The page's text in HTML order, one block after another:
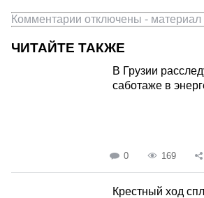
Комментарии отключены -
ЧИТАЙТЕ ТАКЖЕ
В Грузии
саботаже в
0 169
Крестный ход